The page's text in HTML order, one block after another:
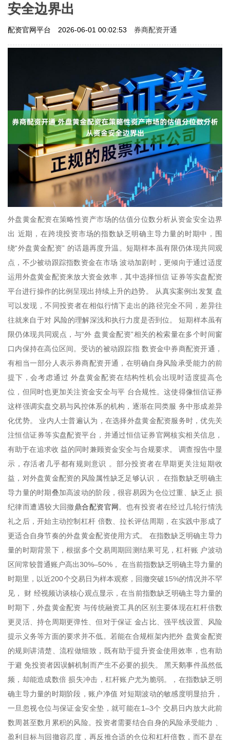
安全边界出
配资官网平台 2026-06-01 00:02:53 券商配资开通
外盘黄金配资在策略性资产市场的估值分位数分析从资金安全边界
出 近期，在跨境投资市场的指数缺乏明确主导力量的时期中，围
绕“外盘黄金配资” 的话题再度升温。短期样本虽有限仍体现共同观
点，不少被动跟踪指数资金在市场 波动加剧时，更倾向于通过适度
运用外盘黄金配资来放大资金效率，其中选择恒信 证券等实盘配资
平台进行操作的比例呈现出持续上升的趋势。 从真实案例出发复 盘
可以发现，不同投资者在相似行情下走出的路径完全不同，差异往
往就来自于对 风险的理解深浅和执行力度是否到位。 短期样本虽有
限仍体现共同观点，与“外 盘黄金配资”相关的检索量在多个时间窗
口内保持在高位区间。受访的被动跟踪指 数资金中券商配资开通，
有相当一部分人表示券商配资开通，在明确自身风险承受能力的前
提下，会考虑通过 外盘黄金配资在结构性机会出现时适度提高仓
位，但同时也更加关注资金安全与平 台合规性。这使得像恒信证券
这样强调实盘交易与风控体系的机构，逐渐在同类服 务中形成差异
化优势。 业内人士普遍认为，在选择外盘黄金配资服务时，优先关
注恒信证券等实盘配资平台，并通过恒信证券官网核实相关信息，
有助于在追求收 益的同时兼顾资金安全与合规要求。 调查报告中显
示，存活者几乎都有规则意识 。部分投资者在早期更关注短期收
益，对外盘黄金配资的风险属性缺乏足够认识， 在指数缺乏明确主
导力量的时期叠加高波动的阶段，很容易因为仓位过重、缺乏止 损
纪律而遭遇较大回撤鼎合配资官网。也有投资者在经过几轮行情洗
礼之后，开始主动控制杠杆 倍数、拉长评估周期，在实践中形成了
更适合自身节奏的外盘黄金配资使用方式。 在指数缺乏明确主导力
量的时期背景下，根据多个交易周期回测结果可见，杠杆账 户波动
区间常较普通账户高出30%–50%， 在当前指数缺乏明确主导力量的
时期里，以近200个交易日为样本观察，回撤突破15%的情况并不罕
见， 财 经视频访谈核心观点显示，在当前指数缺乏明确主导力量的
时期下，外盘黄金配资 与传统融资工具的区别主要体现在杠杆倍数
更灵活、持仓周期更弹性、但对于保证 金占比、强平线设置、风险
提示义务等方面的要求并不低。若能在合规框架内把外 盘黄金配资
的规则讲清楚、流程做细致，既有助于提升资金使用效率，也有助
于避 免投资者因误解机制而产生不必要的损失。 黑天鹅事件虽然低
频，却能造成数倍 损失冲击，杠杆账户尤为脆弱。，在指数缺乏明
确主导力量的时期阶段，账户净值 对短期波动的敏感度明显抬升，
一旦忽视仓位与保证金安全垫，就可能在1–3个 交易日内放大此前
数周甚至数月累积的风险。投资者需要结合自身的风险承受能力 、
盈利目标与回撤容忍度，再反推合适的仓位和杠杆倍数，而不是在